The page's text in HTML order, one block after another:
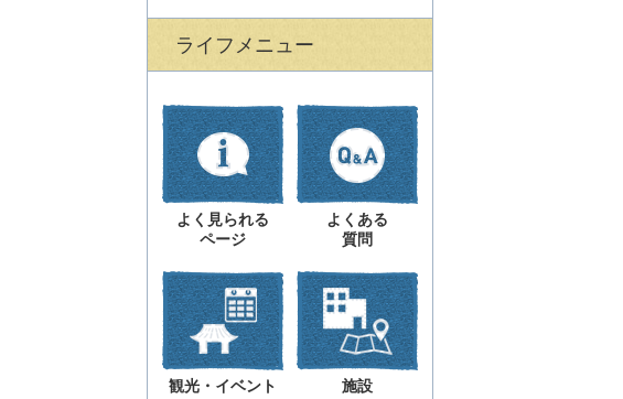
ライフメニュー
よく見られる
ページ
よくある
質問
観光・イベント 施設